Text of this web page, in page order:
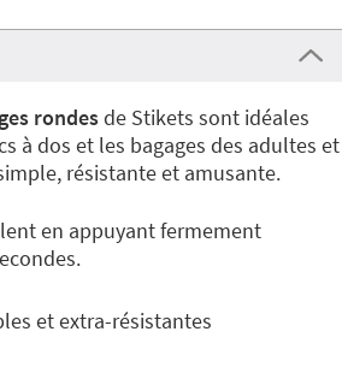
rondesde Stikets sont idéales
à dos et les bagages des adultes et
résistante et amusante.
en appuyant fermement
et extra-résistantes